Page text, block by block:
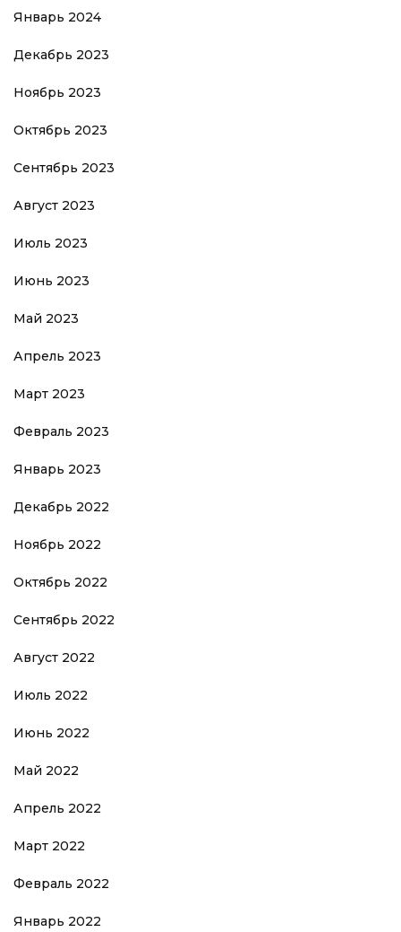
Январь 2024
Декабрь 2023
Ноябрь 2023
Октябрь 2023
Сентябрь 2023
Август 2023
Июль 2023
Июнь 2023
Май 2023
Апрель 2023
Март 2023
Февраль 2023
Январь 2023
Декабрь 2022
Ноябрь 2022
Октябрь 2022
Сентябрь 2022
Август 2022
Июль 2022
Июнь 2022
Май 2022
Апрель 2022
Март 2022
Февраль 2022
Январь 2022